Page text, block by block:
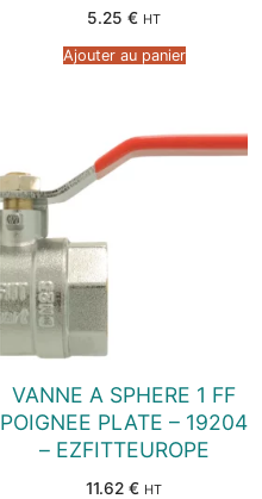
5.25 € HT
Ajouter au panier
VANNE A SPHERE 1 FF
POIGNEE PLATE – 19204
– EZFITTEUROPE
11.62 € HT